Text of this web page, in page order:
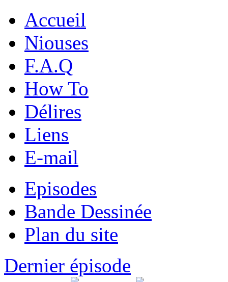
Accueil
Niouses
F.A.Q
How To
Délires
Liens
E-mail
Episodes
Bande Dessinée
Plan du site
Dernier épisode